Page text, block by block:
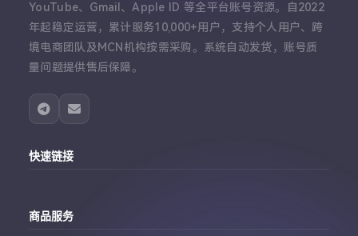
YouTube、Gmail、Apple ID 等全平台账号资源。自2022
年起稳定运营，累计服务10,000+用户，支持个人用户、跨
境电商团队及MCN机构按需采购。系统自动发货，账号质
量问题提供售后保障。
快速链接
商品服务